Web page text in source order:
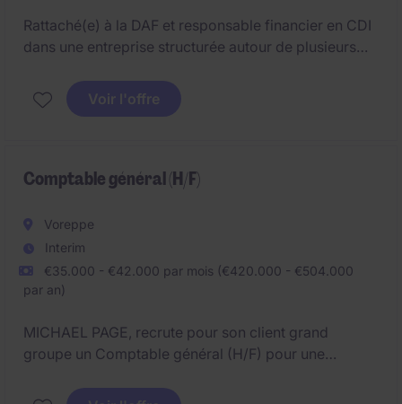
Rattaché(e) à la DAF et responsable financier en CDI
dans une entreprise structurée autour de plusieurs
Voir l'offre
Comptable général (H/F)
Voreppe
Interim
€35.000 - €42.000 par mois (€420.000 - €504.000
par an)
MICHAEL PAGE, recrute pour son client grand
groupe un Comptable général (H/F) pour une